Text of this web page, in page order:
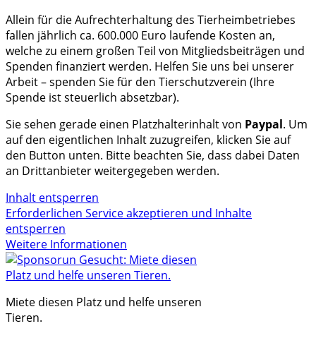
Allein für die Aufrechterhaltung des Tierheimbetriebes
fallen jährlich ca. 600.000 Euro laufende Kosten an,
welche zu einem großen Teil von Mitgliedsbeiträgen und
Spenden finanziert werden. Helfen Sie uns bei unserer
Arbeit – spenden Sie für den Tierschutzverein (Ihre
Spende ist steuerlich absetzbar).
Sie sehen gerade einen Platzhalterinhalt von Paypal. Um
auf den eigentlichen Inhalt zuzugreifen, klicken Sie auf
den Button unten. Bitte beachten Sie, dass dabei Daten
an Drittanbieter weitergegeben werden.
Inhalt entsperren
Erforderlichen Service akzeptieren und Inhalte
entsperren
Weitere Informationen
Miete diesen Platz und helfe unseren
Tieren.